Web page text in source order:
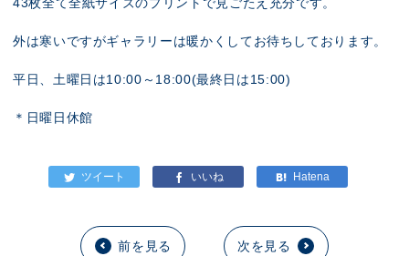
外は寒いですがギャラリーは暖かくしてお待ちしております。
平日、土曜日は10:00～18:00(最終日は15:00)
＊日曜日休館
前を見る 次を見る